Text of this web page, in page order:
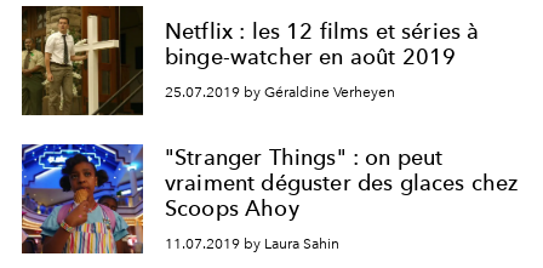
comment y avoir accès.
Netflix : les 12 films et séries à
binge-watcher en août 2019
25.07.2019 by Géraldine Verheyen
"Stranger Things" : on peut
vraiment déguster des glaces chez
Scoops Ahoy
11.07.2019 by Laura Sahin